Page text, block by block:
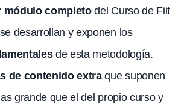
módulo completodel Curso de Fiit
desarrollan y exponen los
de esta metodología.
de contenido extraque suponen
grande que el del propio curso y